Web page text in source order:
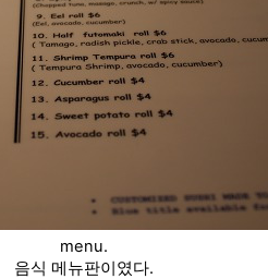
menu.
음식 메뉴판이였다.